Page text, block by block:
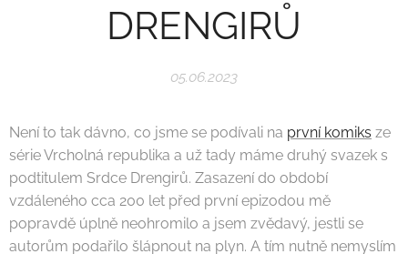
DRENGIRŮ
05.06.2023
Není to tak dávno, co jsme se podívali na první komiks ze
série Vrcholná republika a už tady máme druhý svazek s
podtitulem Srdce Drengirů. Zasazení do období
vzdáleného cca 200 let před první epizodou mě
popravdě úplně neohromilo a jsem zvědavý, jestli se
autorům podařilo šlápnout na plyn. A tím nutně nemyslím